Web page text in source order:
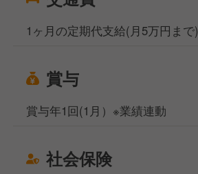
1ヶ月の定期代支給(月5万円まで)
賞与
賞与年1回(1月）※業績連動
社会保険